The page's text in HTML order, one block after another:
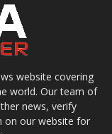
website covering
world. Our team of
news, verify
on our website for